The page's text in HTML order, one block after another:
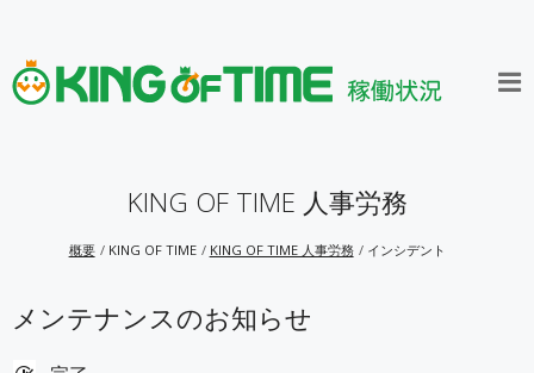
KING OF TIME 人事労務
概要 KING OF TIME KING OF TIME 人事労務 インシデント
メンテナンスのお知らせ